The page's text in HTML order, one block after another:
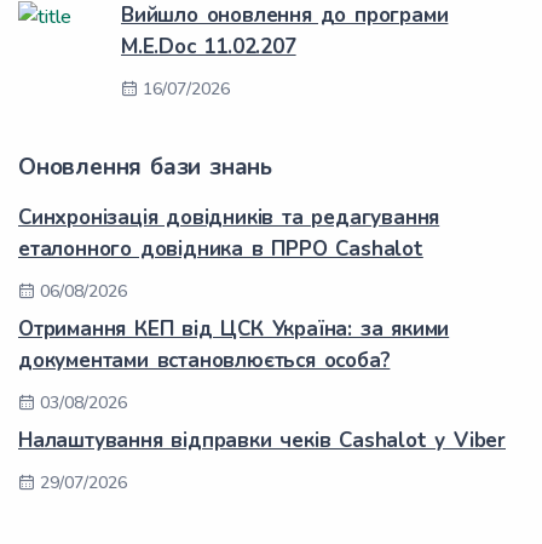
Вийшло оновлення до програми
M.E.Doc 11.02.207
16/07/2026
Оновлення бази знань
Синхронізація довідників та редагування
еталонного довідника в ПРРО Cashalot
06/08/2026
Отримання КЕП від ЦСК Україна: за якими
документами встановлюється особа?
03/08/2026
Налаштування відправки чеків Cashalot у Viber
29/07/2026